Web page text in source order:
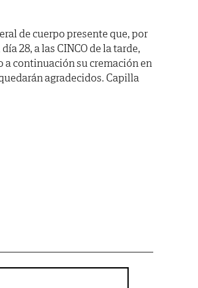
de cuerpo presente que, por
28, a las CINCO de la tarde,
a continuación su cremación en
agradecidos. Capilla